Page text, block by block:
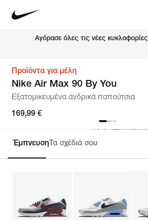
Αγόρασε όλες τις νέες κυκλοφορίες
Προϊόντα για μέλη
Nike Air Max 90 By You
Εξατομικευμένα ανδρικά παπούτσια
169,99 €
Εξατομίκευση
ΈμπνευσηΤα σχέδιά σου